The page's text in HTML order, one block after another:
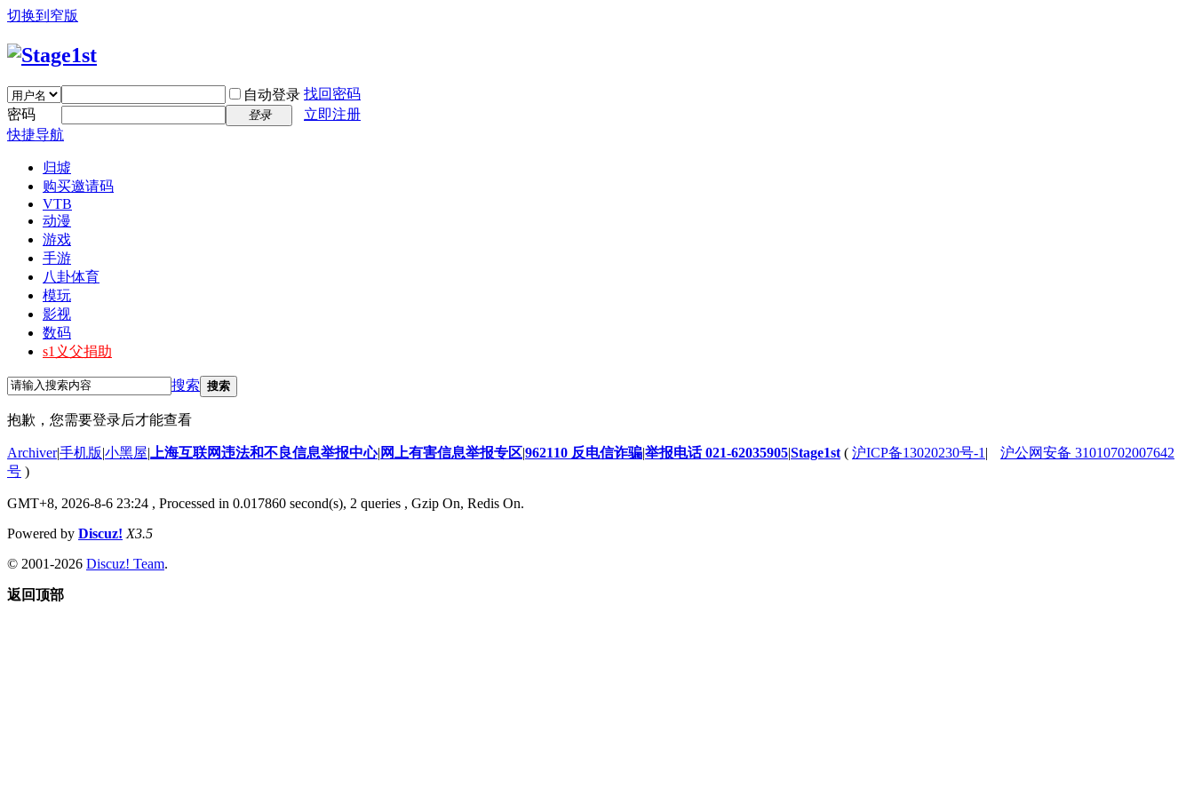
切换到窄版
自动登录 找回密码
密码
登录
立即注册
快捷导航
归墟
购买邀请码
VTB
动漫
游戏
手游
八卦体育
模玩
影视
数码
s1义父捐助
搜索 搜索
抱歉，您需要登录后才能查看
Archiver|手机版|小黑屋| 上海互联网违法和不良信息举报中心| 网上有害信息举报专区|962110 反电信诈骗|举报电话 021-62035905|Stage1st ( 沪ICP备13020230号-1 |
沪公网安备 31010702007642
号 )
GMT+8, 2026-8-6 23:24 , Processed in 0.017860 second(s), 2 queries , Gzip On, Redis On.
Powered by Discuz! X3.5
© 2001-2026 Discuz! Team.
返回顶部